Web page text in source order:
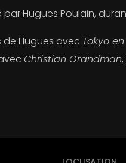
Hugues Poulain,
de Hugues avec Tokyo
Christian Grandman